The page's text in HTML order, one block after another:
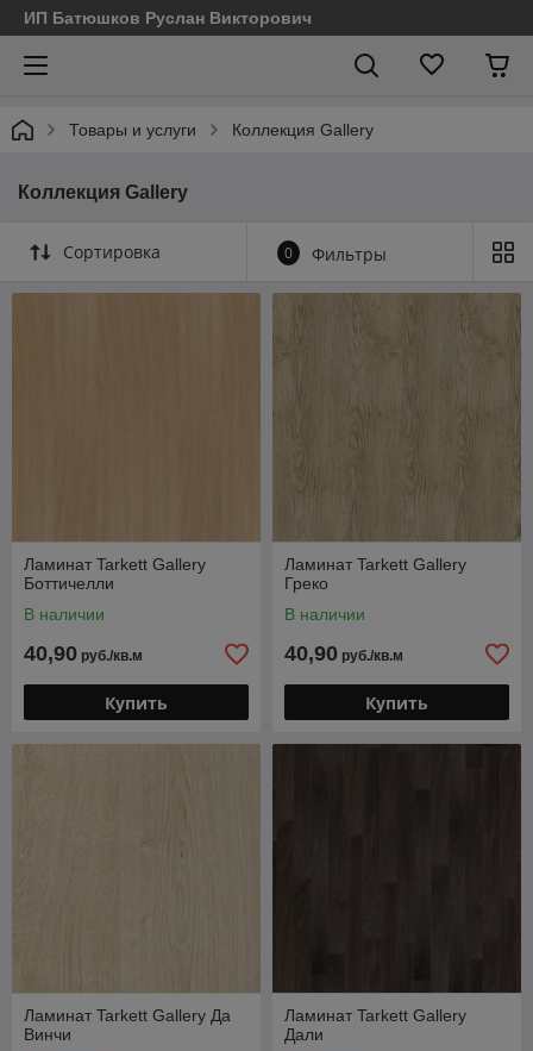
ИП Батюшков Руслан Викторович
Товары и услуги Коллекция Gallery
Коллекция Gallery
Сортировка 0 Фильтры
Ламинат Tarkett Gallery
Боттичелли
В наличии
40,90 руб./кв.м
Купить
Ламинат Tarkett Gallery
Греко
В наличии
40,90 руб./кв.м
Купить
Ламинат Tarkett Gallery Да
Винчи
Ламинат Tarkett Gallery
Дали